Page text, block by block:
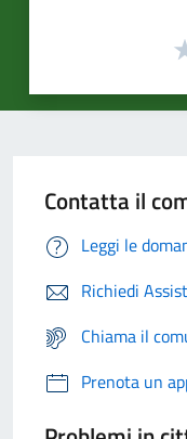
Contatta il
Leggi le
Richiedi
Chiama il
Prenota un